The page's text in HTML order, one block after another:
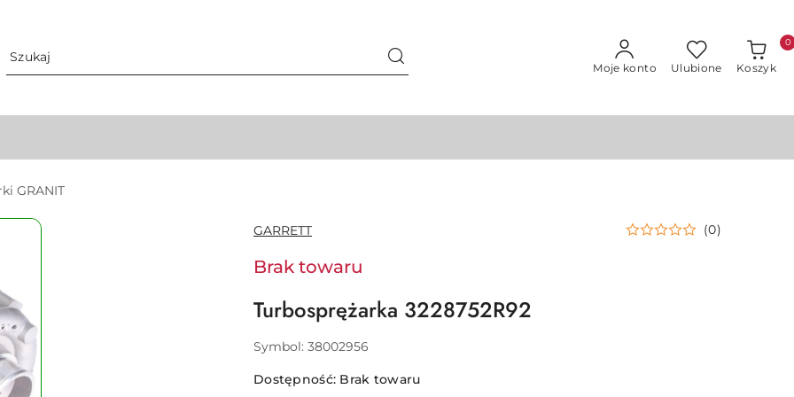
Moje konto Ulubione Koszyk
0
GRANIT
NAZWA
PRODUCENTA:
GARRETT (0)
Brak towaru
Turbosprężarka 3228752R92
Symbol: 38002956
Dostępność: Brak towaru